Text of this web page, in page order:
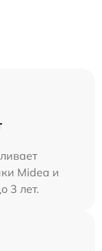
Midea и
3 лет.